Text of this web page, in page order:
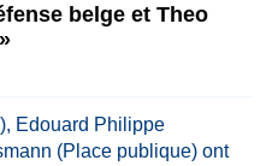
belge et Theo